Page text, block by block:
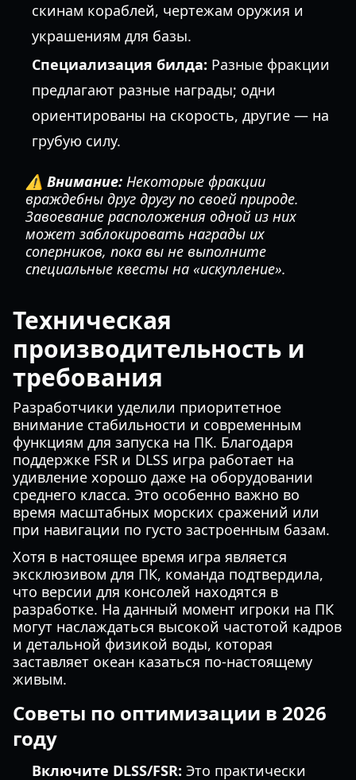
скинам кораблей, чертежам оружия и
украшениям для базы.
Специализация билда: Разные фракции
предлагают разные награды; одни
ориентированы на скорость, другие — на
грубую силу.
⚠️ Внимание: Некоторые фракции
враждебны друг другу по своей природе.
Завоевание расположения одной из них
может заблокировать награды их
соперников, пока вы не выполните
специальные квесты на «искупление».
Техническая
производительность и
требования
Разработчики уделили приоритетное
внимание стабильности и современным
функциям для запуска на ПК. Благодаря
поддержке FSR и DLSS игра работает на
удивление хорошо даже на оборудовании
среднего класса. Это особенно важно во
время масштабных морских сражений или
при навигации по густо застроенным базам.
Хотя в настоящее время игра является
эксклюзивом для ПК, команда подтвердила,
что версии для консолей находятся в
разработке. На данный момент игроки на ПК
могут наслаждаться высокой частотой кадров
и детальной физикой воды, которая
заставляет океан казаться по-настоящему
живым.
Советы по оптимизации в 2026
году
Включите DLSS/FSR: Это практически